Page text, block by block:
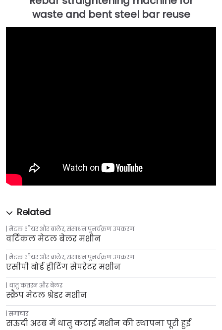
मेटल शीयर और बालेर,संसाधन पुनर्चक्रण उपकरण
वर्टिकल मेटल बेलर मशीन
मेटल शीयर और बालेर,संसाधन पुनर्चक्रण उपकरण
एसीपी बोर्ड हीटिंग सेपरेटर मशीन
धातु कतरन और बेलर
स्क्रैप मेटल श्रेडर मशीन
समाचार
सऊदी अरब में धातु कटाई मशीन की स्थापना पूरी हुई